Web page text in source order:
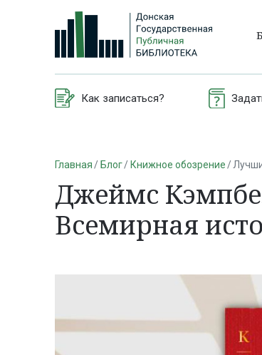
Как записаться?
Главная Блог Книжное обозрение
Джеймс
Всемирная